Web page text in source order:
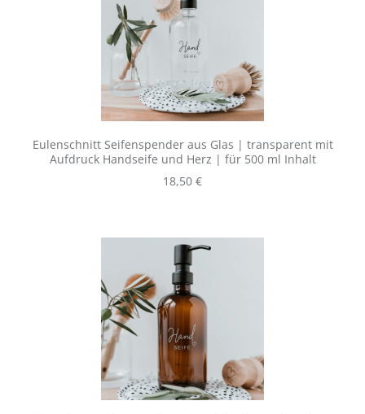
Eulenschnitt Seifenspender aus Glas | transparent mit
Aufdruck Handseife und Herz | für 500 ml Inhalt
Regulärer Preis:
18,50 €